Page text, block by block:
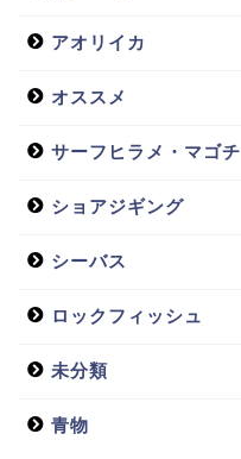
アオリイカ
オススメ
サーフヒラメ・マゴチ
ショアジギング
シーバス
ロックフィッシュ
未分類
青物